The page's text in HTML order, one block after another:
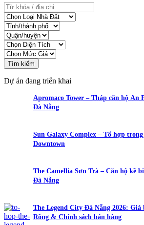
Tìm kiếm
Dự án đang triển khai
Apromaco Tower – Tháp căn hộ An
Đà Nẵng
Sun Galaxy Complex – Tổ hợp
Downtown
The Camellia Sơn Trà – Căn hộ kề
Đà Nẵng
The Legend City Đà Nẵng 2026:
Rồng & Chính sách bán hàng